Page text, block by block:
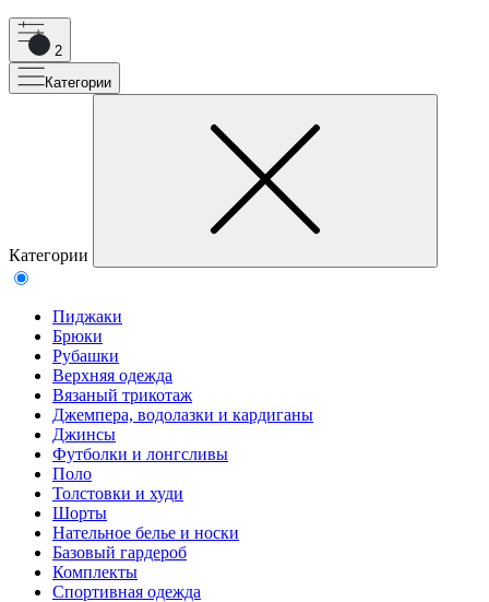
2
Категории
Категории
Пиджаки
Брюки
Рубашки
Верхняя одежда
Вязаный трикотаж
Джемпера, водолазки и кардиганы
Джинсы
Футболки и лонгсливы
Поло
Толстовки и худи
Шорты
Нательное белье и носки
Базовый гардероб
Комплекты
Спортивная одежда